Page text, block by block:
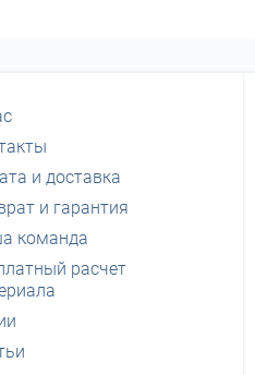
и доставка
и гарантия
команда
расчет